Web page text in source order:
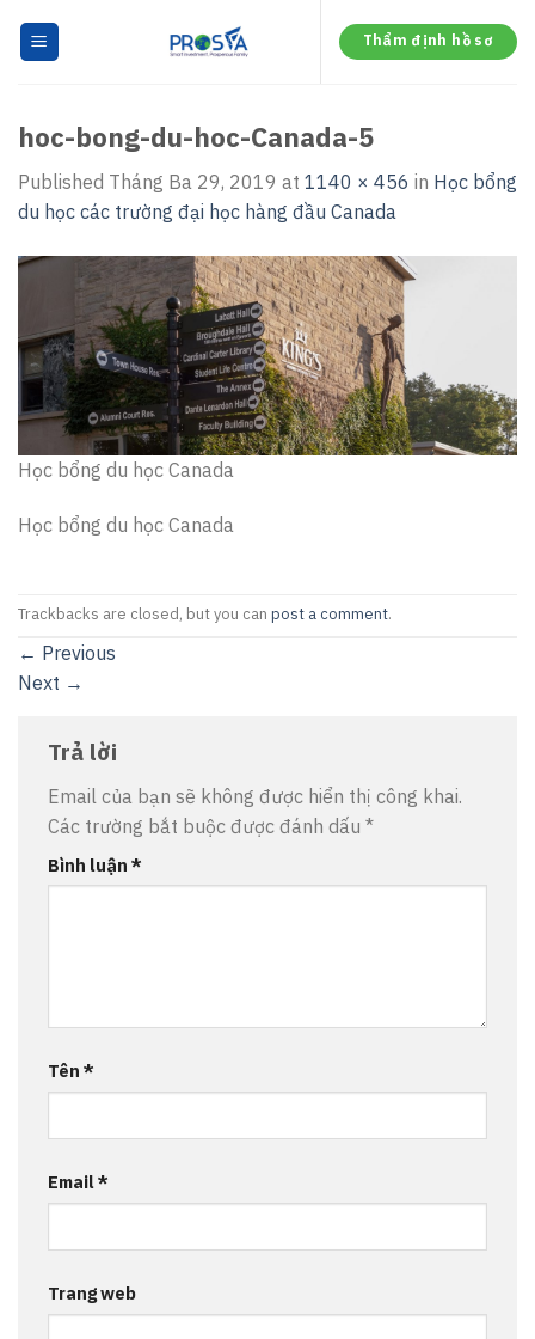
Thẩm định hồ sơ
hoc-bong-du-hoc-Canada-5
Published Tháng Ba 29, 2019 at 1140 × 456 in Học bổng
du học các trường đại học hàng đầu Canada
Học bổng du học Canada
Học bổng du học Canada
Trackbacks are closed, but you can post a comment.
← Previous
Next →
Trả lời
Email của bạn sẽ không được hiển thị công khai.
Các trường bắt buộc được đánh dấu *
Bình luận *
Tên *
Email*
Trang web